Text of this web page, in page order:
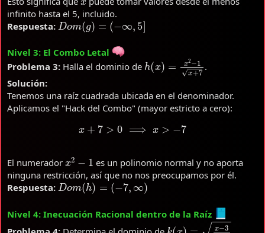
infinito hasta el 5, incluido.
Respuesta: Do m (g)=(−∞
Nivel 3: El Combo Letal
Problema 3: Halla el dominio de h ( )= −1 x+ .
Solución:
Tenemos una raíz cuadrada ubicada en el denominador.
Aplicamos el "Hack del Combo" (mayor estricto a cero):
x +7 >0 ⟹x >− 7
El numerador 2
es un polinomio normal y no aporta
ninguna restricción, así que no nos preocupamos por él.
Respuesta: Dom(h)=( −7,∞)
Nivel 4: Inecuación Racional dentro de la Raíz
k ( )= x+2